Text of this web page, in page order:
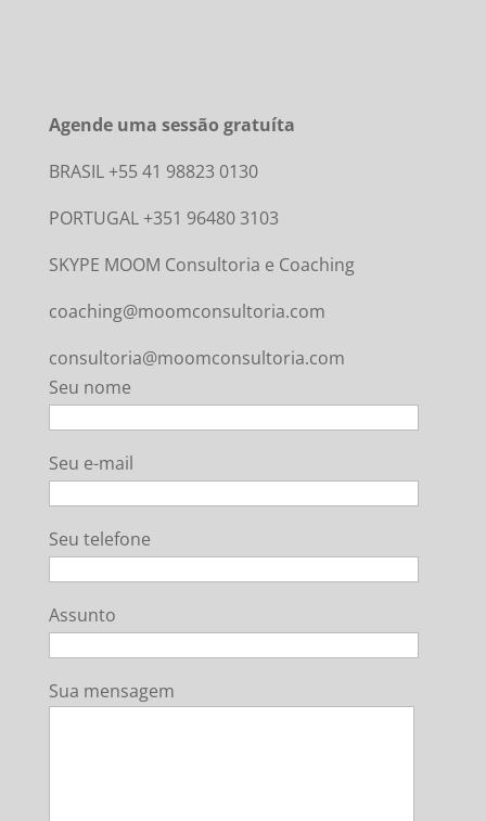
Agende uma sessão gratuíta
BRASIL +55 41 98823 0130
PORTUGAL +351 96480 3103
SKYPE MOOM Consultoria e Coaching
coaching@moomconsultoria.com
consultoria@moomconsultoria.com
Seu nome
Seu e-mail
Seu telefone
Assunto
Sua mensagem